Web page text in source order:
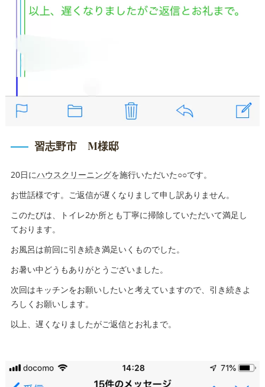
習志野市 M様邸
20日にハウスクリーニングを施行いただいた○○です。
お世話様です。ご返信が遅くなりまして申し訳ありません。
このたびは、トイレ2か所とも丁寧に掃除していただいて満足し
ております。
お風呂は前回に引き続き満足いくものでした。
お暑い中どうもありがとうございました。
次回はキッチンをお願いしたいと考えていますので、引き続きよ
ろしくお願いします。
以上、遅くなりましたがご返信とお礼まで。